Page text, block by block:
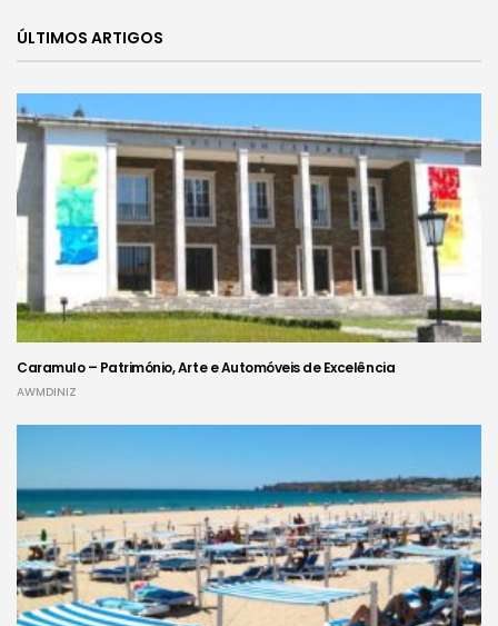
ÚLTIMOS ARTIGOS
Caramulo – Património, Arte e Automóveis de Excelência
AWMDINIZ